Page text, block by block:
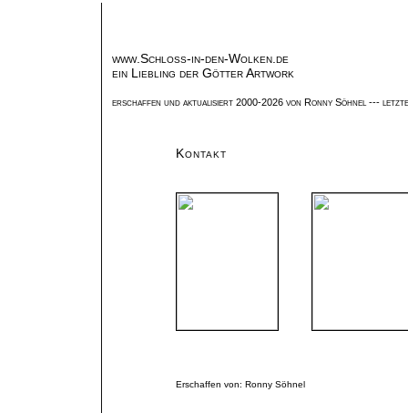
www.Schloss-in-den-Wolken.de
ein Liebling der Götter Artwork
erschaffen und aktualisiert 2000-2026 von Ronny Söhnel ---
Kontakt
Erschaffen von: Ronny Söhnel